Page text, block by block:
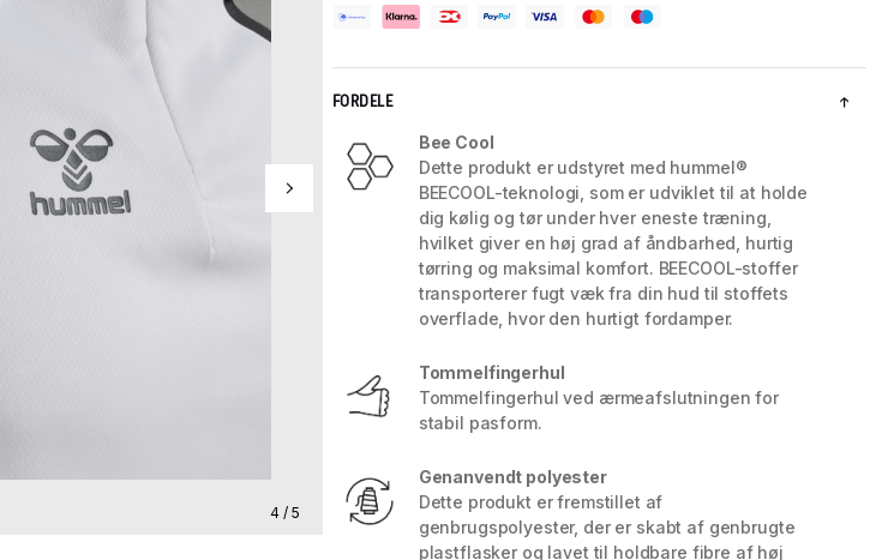
4 / 5
FORDELE
Bee Cool
Dette produkt er udstyret med hummel®
BEECOOL-teknologi, som er udviklet til at holde
dig kølig og tør under hver eneste træning,
hvilket giver en høj grad af åndbarhed, hurtig
tørring og maksimal komfort. BEECOOL-stoffer
transporterer fugt væk fra din hud til stoffets
overflade, hvor den hurtigt fordamper.
Tommelfingerhul
Tommelfingerhul ved ærmeafslutningen for
stabil pasform.
Genanvendt polyester
Dette produkt er fremstillet af
genbrugspolyester, der er skabt af genbrugte
plastflasker og lavet til holdbare fibre af høj